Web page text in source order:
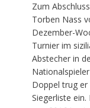
Zum
Torben Nass
Dezember-
Turnier im
Abstecher in
Doppel trug er
Siegerliste